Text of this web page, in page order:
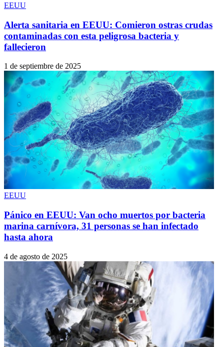
EEUU
Alerta sanitaria en EEUU: Comieron ostras crudas
contaminadas con esta peligrosa bacteria y
fallecieron
1 de septiembre de 2025
EEUU
Pánico en EEUU: Van ocho muertos por bacteria
marina carnívora, 31 personas se han infectado
hasta ahora
4 de agosto de 2025